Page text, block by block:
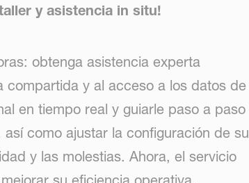
y asistencia in situ!
obtenga asistencia experta
compartida y al acceso a los datos de
en tiempo real y guiarle paso a paso
como ajustar la configuración de su
y las molestias. Ahora, el servicio